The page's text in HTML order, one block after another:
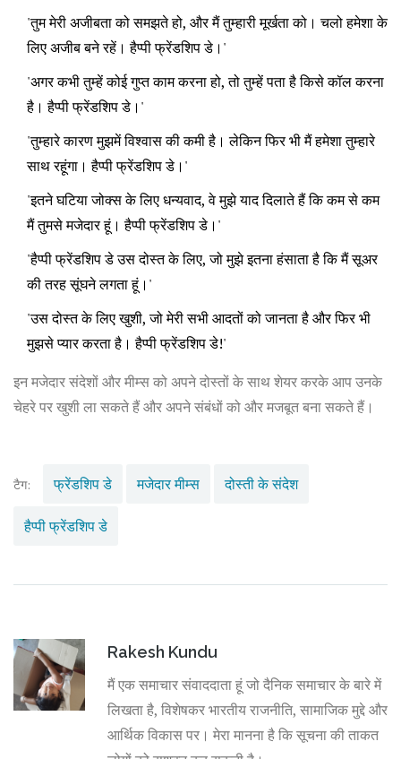
'तुम मेरी अजीबता को समझते हो, और मैं तुम्हारी मूर्खता को। चलो हमेशा के
लिए अजीब बने रहें। हैप्पी फ्रेंडशिप डे।'
'अगर कभी तुम्हें कोई गुप्त काम करना हो, तो तुम्हें पता है किसे कॉल करना
है। हैप्पी फ्रेंडशिप डे।'
'तुम्हारे कारण मुझमें विश्वास की कमी है। लेकिन फिर भी मैं हमेशा तुम्हारे
साथ रहूंगा। हैप्पी फ्रेंडशिप डे।'
'इतने घटिया जोक्स के लिए धन्यवाद, वे मुझे याद दिलाते हैं कि कम से कम
मैं तुमसे मजेदार हूं। हैप्पी फ्रेंडशिप डे।'
'हैप्पी फ्रेंडशिप डे उस दोस्त के लिए, जो मुझे इतना हंसाता है कि मैं सूअर
की तरह सूंघने लगता हूं।'
'उस दोस्त के लिए खुशी, जो मेरी सभी आदतों को जानता है और फिर भी
मुझसे प्यार करता है। हैप्पी फ्रेंडशिप डे!'
इन मजेदार संदेशों और मीम्स को अपने दोस्तों के साथ शेयर करके आप उनके
चेहरे पर खुशी ला सकते हैं और अपने संबंधों को और मजबूत बना सकते हैं।
टैग: फ्रेंडशिप डे मजेदार मीम्स दोस्ती के संदेश
हैप्पी फ्रेंडशिप डे
Rakesh Kundu
मैं एक समाचार संवाददाता हूं जो दैनिक समाचार के बारे में
लिखता है, विशेषकर भारतीय राजनीति, सामाजिक मुद्दे और
आर्थिक विकास पर। मेरा मानना है कि सूचना की ताकत